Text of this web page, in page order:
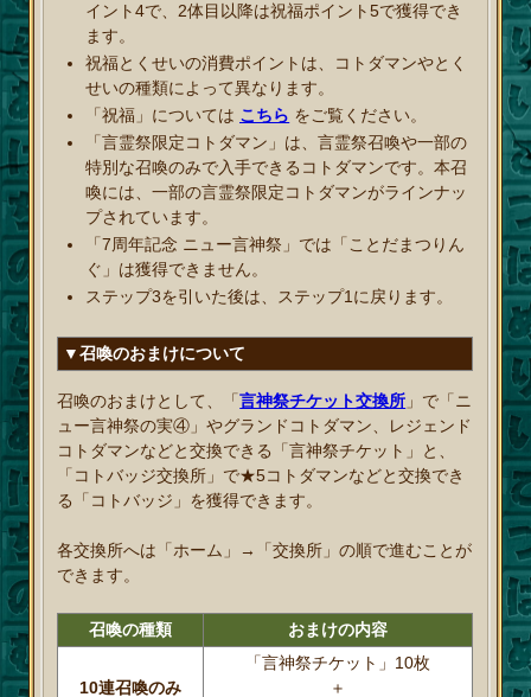
イント4で、2体目以降は祝福ポイント5で獲得でき
ます。
祝福とくせいの消費ポイントは、コトダマンやとく
せいの種類によって異なります。
「祝福」については こちら をご覧ください。
「言霊祭限定コトダマン」は、言霊祭召喚や一部の
特別な召喚のみで入手できるコトダマンです。本召
喚には、一部の言霊祭限定コトダマンがラインナッ
プされています。
「7周年記念 ニュー言神祭」では「ことだまつりん
ぐ」は獲得できません。
ステップ3を引いた後は、ステップ1に戻ります。
▼召喚のおまけについて
召喚のおまけとして、「言神祭チケット交換所 」で「ニ
ュー言神祭の実④」やグランドコトダマン、レジェンド
コトダマンなどと交換できる「言神祭チケット」と、
「コトバッジ交換所」で★5コトダマンなどと交換でき
る「コトバッジ」を獲得できます。
各交換所へは「ホーム」→「交換所」の順で進むことが
できます。
召喚の種類 おまけの内容
10連召喚のみ
「言神祭チケット」10枚
＋